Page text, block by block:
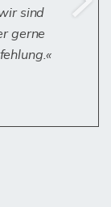
sind
gerne